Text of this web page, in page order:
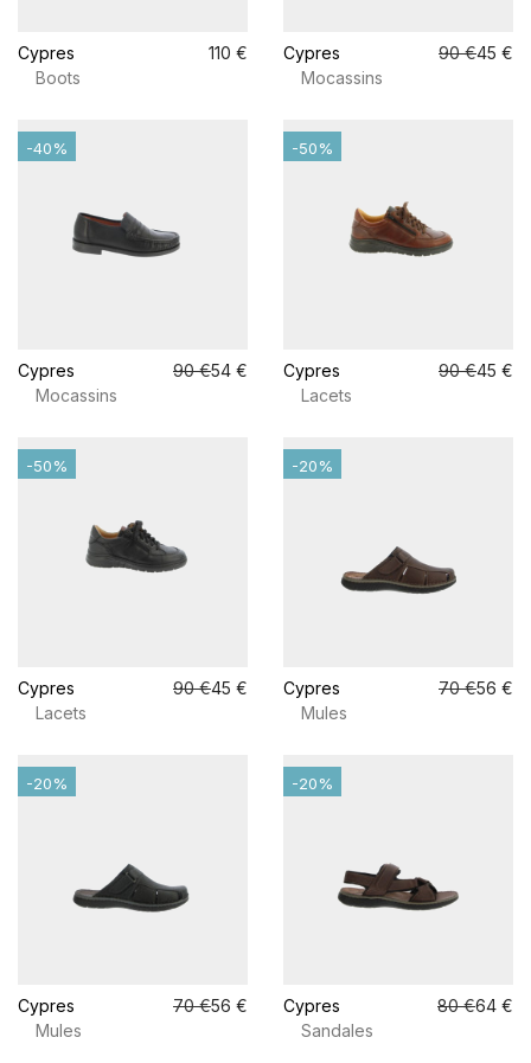
Cypres
110 €
Boots
Cypres 90 €45 €
Mocassins
Cypres 90 €54 €
Mocassins
-40%
Cypres 90 €45 €
Lacets
-50%
Cypres 90 €45 €
Lacets
-50%
Cypres 70 €56 €
Mules
-20%
Cypres 70 €56 €
Mules
-20%
Cypres 80 €64 €
Sandales
-20%